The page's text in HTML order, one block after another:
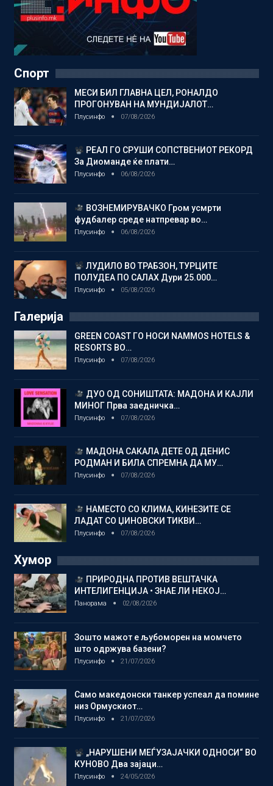
Спорт
МЕСИ БИЛ ГЛАВНА ЦЕЛ, РОНАЛДО
ПРОГОНУВАН НА МУНДИЈАЛОТ…
Плусинфо 07/08/2026
РЕАЛ ГО СРУШИ СОПСТВЕНИОТ РЕКОРД
За Диоманде ќе плати…
Плусинфо 06/08/2026
ВОЗНЕМИРУВАЧКО Гром усмрти
фудбалер среде натпревар во…
Плусинфо 06/08/2026
ЛУДИЛО ВО ТРАБЗОН, ТУРЦИТЕ
ПОЛУДЕА ПО САЛАХ Дури 25.000…
Плусинфо 05/08/2026
Галерија
GREEN COAST ГО НОСИ NAMMOS HOTELS &
RESORTS ВО…
Плусинфо 07/08/2026
ДУО ОД СОНИШТАТА: МАДОНА И КАЈЛИ
МИНОГ Прва заедничка…
Плусинфо 07/08/2026
МАДОНА САКАЛА ДЕТЕ ОД ДЕНИС
РОДМАН И БИЛА СПРЕМНА ДА МУ…
Плусинфо 07/08/2026
НАМЕСТО СО КЛИМА, КИНЕЗИТЕ СЕ
ЛАДАТ СО ЏИНОВСКИ ТИКВИ…
Плусинфо 07/08/2026
Хумор
ПРИРОДНА ПРОТИВ ВЕШТАЧКА
ИНТЕЛИГЕНЦИЈА • ЗНАЕ ЛИ НЕКОЈ…
Панорама 02/08/2026
Зошто мажот е љубоморен на момчето
што одржува базени?
Плусинфо 21/07/2026
Само македонски танкер успеал да помине
низ Ормускиот…
Плусинфо 21/07/2026
„НАРУШЕНИ МЕЃУЗАЈАЧКИ ОДНОСИ“ ВО
КУНОВО Два зајаци…
Плусинфо 24/05/2026